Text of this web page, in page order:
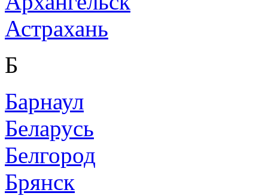
Астрахань
Б
Барнаул
Беларусь
Белгород
Брянск